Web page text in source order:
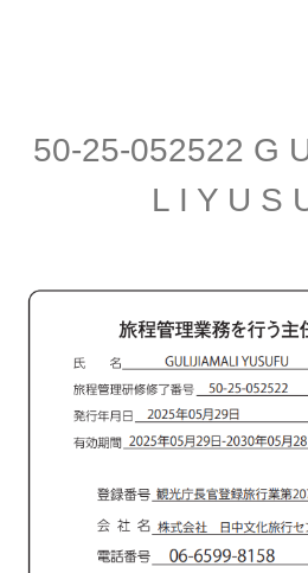
50-25-052522 G
L I Y U S